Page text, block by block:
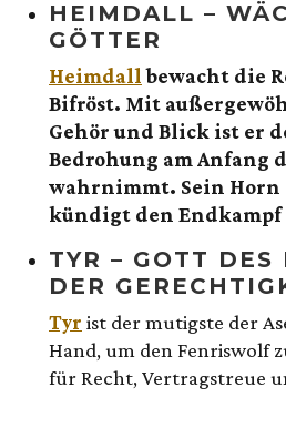
HEIMDALL –
GÖTTER
Heimdallbewacht die
Bifröst. Mit
Gehör und Blick ist er
Bedrohung am Anfang
wahrnimmt. Sein
kündigt den Endkampf
TYR – GOTT DES
DER
Tyr ist der mutigste der
Hand, um den Fenriswolf
für Recht, Vertragstreue